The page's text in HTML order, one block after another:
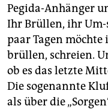
unterstützen
abo
genossenschaft
epaper login
Pegida-Anhänger
Ihr Brüllen, ihr Um-
paar Tagen möchte
brüllen, schreien.
ob es das letzte
Die sogenannte
als über die